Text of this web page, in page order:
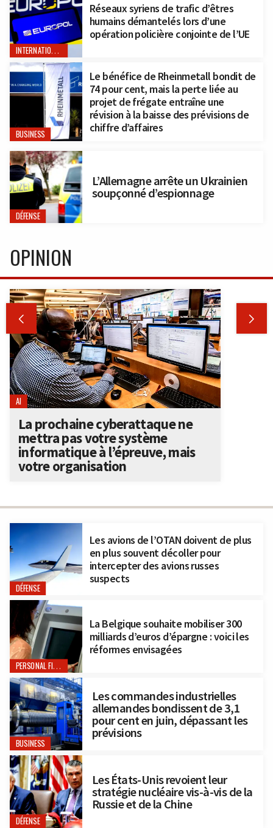
INTERNATIONAL
Réseaux syriens de trafic d’êtres
humains démantelés lors d’une
opération policière conjointe de l’UE
BUSINESS
Le bénéfice de Rheinmetall bondit de
74 pour cent, mais la perte liée au
projet de frégate entraîne une
révision à la baisse des prévisions de
chiffre d’affaires
DÉFENSE
L’Allemagne arrête un Ukrainien
soupçonné d’espionnage
DÉFENSE
Les avions de l’OTAN doivent de plus
en plus souvent décoller pour
intercepter des avions russes
suspects
PERSONAL FINANCE
La Belgique souhaite mobiliser 300
milliards d’euros d’épargne : voici les
réformes envisagées
BUSINESS
Les commandes industrielles
allemandes bondissent de 3,1
pour cent en juin, dépassant les
prévisions
DÉFENSE
Les États-Unis revoient leur
stratégie nucléaire vis-à-vis de la
Russie et de la Chine
OPINION
 
AI
La prochaine cyberattaque ne
mettra pas votre système
informatique à l’épreuve, mais
votre organisation